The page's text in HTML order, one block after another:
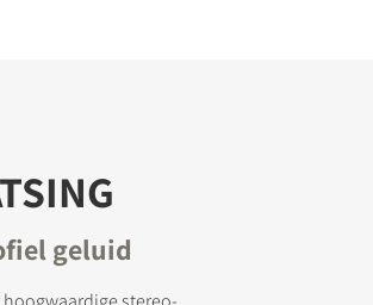
geluid